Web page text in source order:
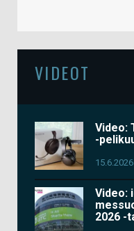
VIDEOT
Video:
-
15.6.2026
Video:
2026 -